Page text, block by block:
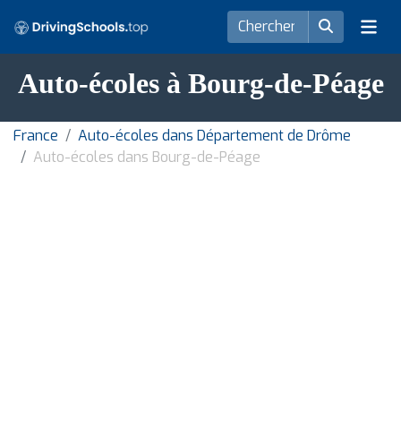
Auto-écoles à Bourg-de-Péage
France
Auto-écoles dans Département de Drôme
Auto-écoles dans Bourg-de-Péage